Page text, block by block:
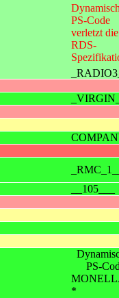
PS-Code
verletzt die
RDS-
__105___
PS-
*